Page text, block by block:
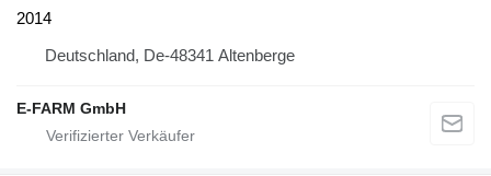
2014
Deutschland, De-48341 Altenberge
E-FARM GmbH